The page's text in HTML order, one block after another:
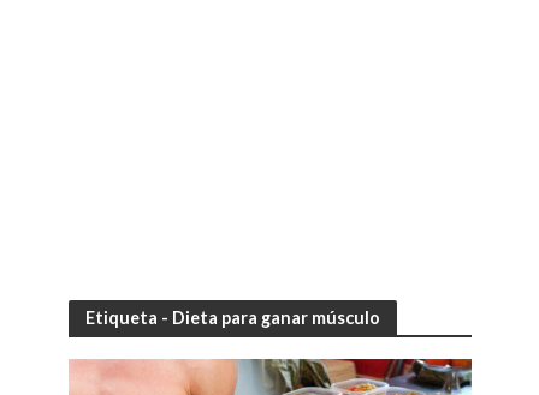
Etiqueta - Dieta para ganar músculo